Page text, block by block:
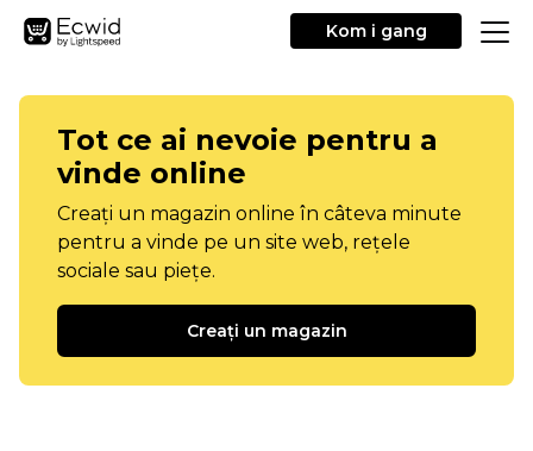
Kom i gang
Tot ce ai nevoie pentru a
vinde online
Creați un magazin online în câteva minute
pentru a vinde pe un site web, rețele
sociale sau piețe.
Creați un magazin